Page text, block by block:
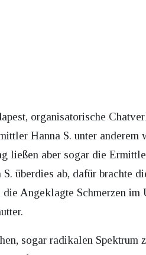
organisatorische
Hanna S. unter
ließen aber sogar die
überdies ab, dafür brachte
Angeklagte Schmerzen im
sogar radikalen Spektrum